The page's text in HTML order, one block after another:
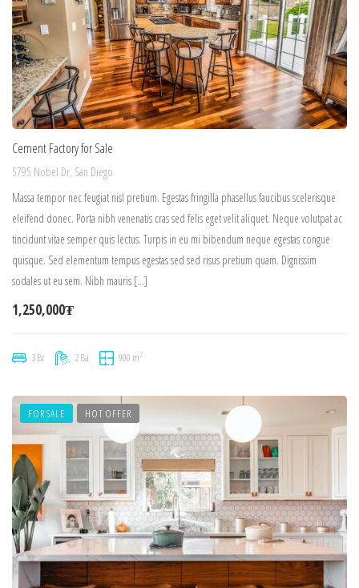
Cement Factory for Sale
5795 Nobel Dr, San Diego
Massa tempor nec feugiat nisl pretium. Egestas fringilla phasellus faucibus scelerisque
eleifend donec. Porta nibh venenatis cras sed felis eget velit aliquet. Neque volutpat ac
tincidunt vitae semper quis lectus. Turpis in eu mi bibendum neque egestas congue
quisque. Sed elementum tempus egestas sed sed risus pretium quam. Dignissim
sodales ut eu sem. Nibh mauris […]
1,250,000₮
3 Br 2 Ba 900 m2
FOR SALE HOT OFFER